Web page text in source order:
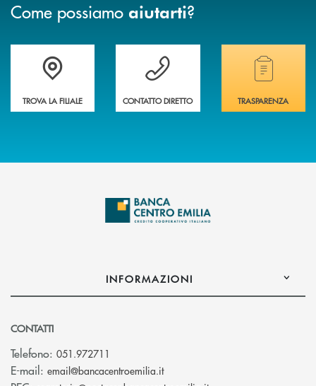
Come possiamo aiutarti?
Accedi all' elenco completo delle filiali
TROVA LA FILIALE
Vuoi avere maggiori informazioni sulla
CONTATTO DIRETTO
Hai bisogno di
TRASPARENZA
INFORMAZIONI
CONTATTI
Telefono: 051.972711
E-mail: email@bancacentroemilia.it(si apre l’app di posta